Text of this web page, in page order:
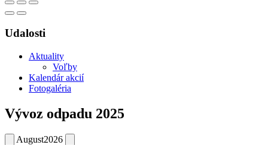
Udalosti
Aktuality
Voľby
Kalendár akcií
Fotogaléria
Vývoz odpadu 2025
August2026